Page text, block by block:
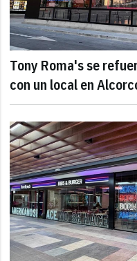
Tony Roma's se
con un local en